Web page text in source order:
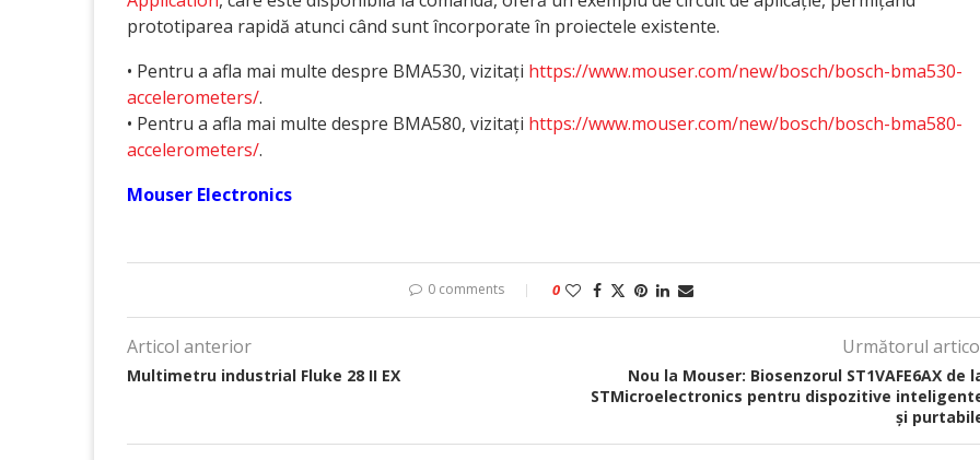
prototiparea rapidă atunci când sunt încorporate în proiectele existente.
• Pentru a afla mai multe despre BMA530, vizitați https://www.mouser.com/new/bosch/bosch-bma530-
accelerometers/.
• Pentru a afla mai multe despre BMA580, vizitați https://www.mouser.com/new/bosch/bosch-bma580-
accelerometers/.
Mouser Electronics
0 comments 0
Articol anterior
Multimetru industrial Fluke 28 II EX
Următorul
Nou la Mouser: Biosenzorul ST1VAFE6AX de
STMicroelectronics pentru dispozitive
și